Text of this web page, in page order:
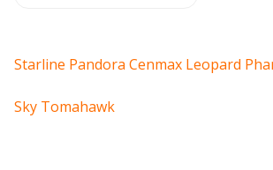
Starline Pandora Cenmax Leopard
Sky Tomahawk